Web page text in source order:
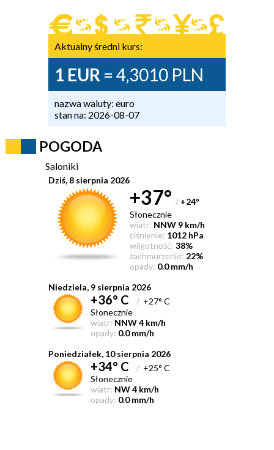
Aktualny średni kurs:
1 EUR = 4,3010 PLN
nazwa waluty: euro
stan na: 2026-08-07
POGODA
Saloniki
Dziś, 8 sierpnia 2026
+37° / +24°
Słonecznie
wiatr: NNW 9 km/h
ciśnienie: 1012 hPa
wilgotność: 38%
zachmurzenie: 22%
opady: 0.0 mm/h
Niedziela, 9 sierpnia 2026
+36° C /+27° C
Słonecznie
wiatr: NNW 4 km/h
opady: 0.0 mm/h
Poniedziałek, 10 sierpnia 2026
+34° C /+25° C
Słonecznie
wiatr: NW 4 km/h
opady: 0.0 mm/h